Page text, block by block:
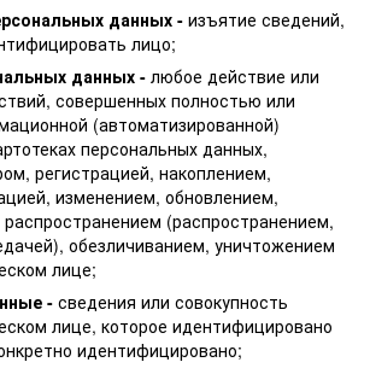
данных - изъятие сведений,
лицо;
данных - любое действие или
совершенных полностью или
(автоматизированной)
персональных данных,
регистрацией, накоплением,
изменением, обновлением,
(распространением,
обезличиванием, уничтожением
лице;
- сведения или совокупность
лице, которое идентифицировано
идентифицировано;